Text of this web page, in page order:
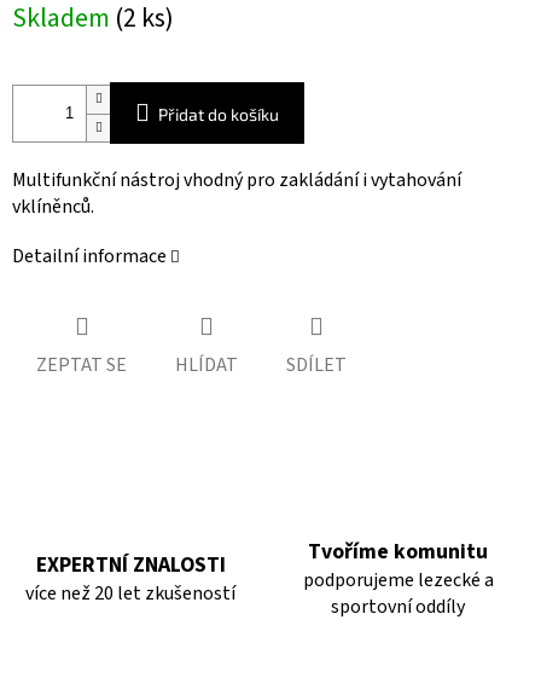
cena:
Skladem (2 ks)
Přidat do košíku
Multifunkční nástroj vhodný pro zakládání i vytahování
vklíněnců.
Detailní informace
ZEPTAT SE HLÍDAT SDÍLET
EXPERTNÍ ZNALOSTI
více než 20 let zkušeností
Tvoříme komunitu
podporujeme lezecké a
sportovní oddíly